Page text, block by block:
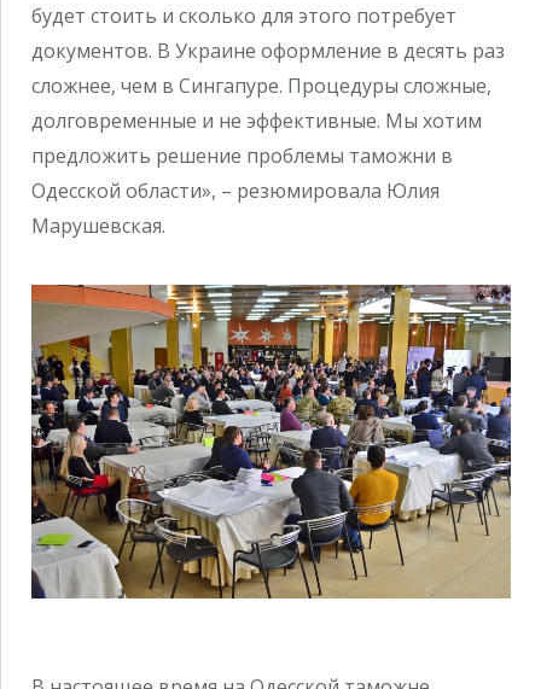
будет стоить и сколько для этого потребует
документов. В Украине оформление в десять раз
сложнее, чем в Сингапуре. Процедуры сложные,
долговременные и не эффективные. Мы хотим
предложить решение проблемы таможни в
Одесской области», – резюмировала Юлия
Марушевская.